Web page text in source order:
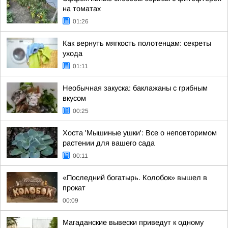
на томатах
01:26
Как вернуть мягкость полотенцам: секреты
ухода
01:11
Необычная закуска: баклажаны с грибным
вкусом
00:25
Хоста 'Мышиные ушки': Все о неповторимом
растении для вашего сада
00:11
«Последний богатырь. Колобок» вышел в
прокат
00:09
Магаданские вывески приведут к одному